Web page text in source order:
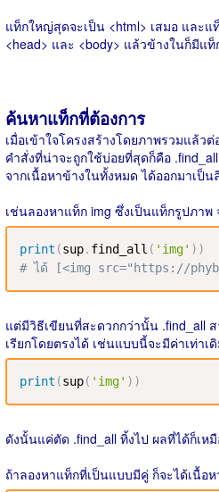
แท็กใหญ่สุดจะเป็น <html> เสมอ และแ
<head> และ <body> แล้วข้างในก็มีแท็
ค้นหาแท็กที่ต้องการ
เมื่อเข้าใจโครงสร้างโดยภาพรวมแล้ว
คำสั่งที่น่าจะถูกใช้บ่อยที่สุดก็คือ
จากเนื้อหาข้างในทั้งหมด ได้ออกมาเป็น
เช่นลองหาแท็ก img ซึ่งเป็นแท็กรูปภาพ
print (sup. find_all ( 'img' ) )
# ได้ [<img src="https://
แต่มีวิธีเขียนที่สะดวกกว่านั้น .find_all
เรียกโดยตรงได้ เช่นแบบนี้จะมีค่าเท่าเ
print (sup( 'img' ) )
ดังนั้นแค่ตัด .find_all ทิ้งไป ผลที่ได้ก็เห
ถ้าลองหาแท็กที่เป็นแบบมีคู่ ก็จะได้เนื้อ